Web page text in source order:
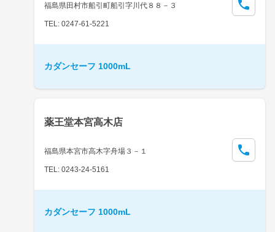
福島県田村市船引町船引字川代８８－３
TEL: 0247-61-5221
カダンセーフ 1000mL
薬王堂本宮高木店
福島県本宮市高木字舟場３－１
TEL: 0243-24-5161
カダンセーフ 1000mL